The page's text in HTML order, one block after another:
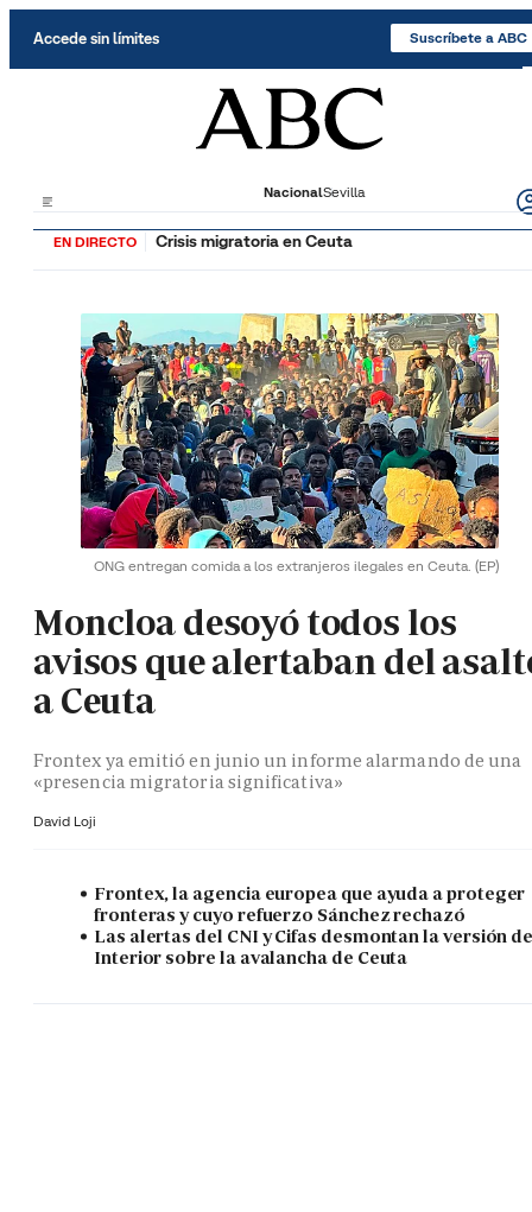
Accede sin límites Suscríbete a ABC
NacionalSevilla
EN DIRECTO Crisis migratoria en Ceuta
ONG entregan comida a los extranjeros ilegales en Ceuta. (EP)
Moncloa desoyó todos los
avisos que alertaban del
a Ceuta
Frontex ya emitió en junio un informe alarmando de una
«presencia migratoria significativa»
David Loji
Frontex, la agencia europea que ayuda a proteger
fronteras y cuyo refuerzo Sánchez rechazó
Las alertas del CNI y Cifas desmontan la versión
Interior sobre la avalancha de Ceuta